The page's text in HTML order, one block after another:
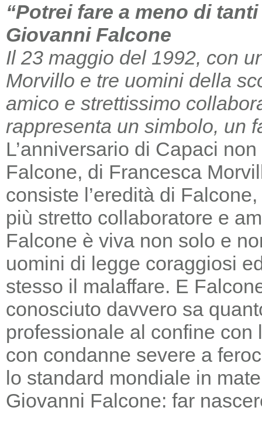
“Potrei fare a meno di
Giovanni Falcone
Il 23 maggio del 1992, con
Morvillo e tre uomini della
amico e strettissimo
rappresenta un simbolo, un
L’anniversario di Capaci
Falcone, di Francesca
consiste l’eredità di
più stretto collaboratore e
Falcone è viva non solo e
uomini di legge coraggiosi
stesso il malaffare. E
conosciuto davvero sa
professionale al confine
con condanne severe a
lo standard mondiale in
Giovanni Falcone: far